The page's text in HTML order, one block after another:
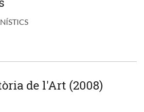
de l'Art (2008)